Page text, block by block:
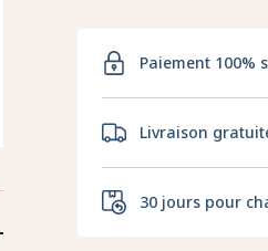
Paiement 100%
Livraison
30 jours pour